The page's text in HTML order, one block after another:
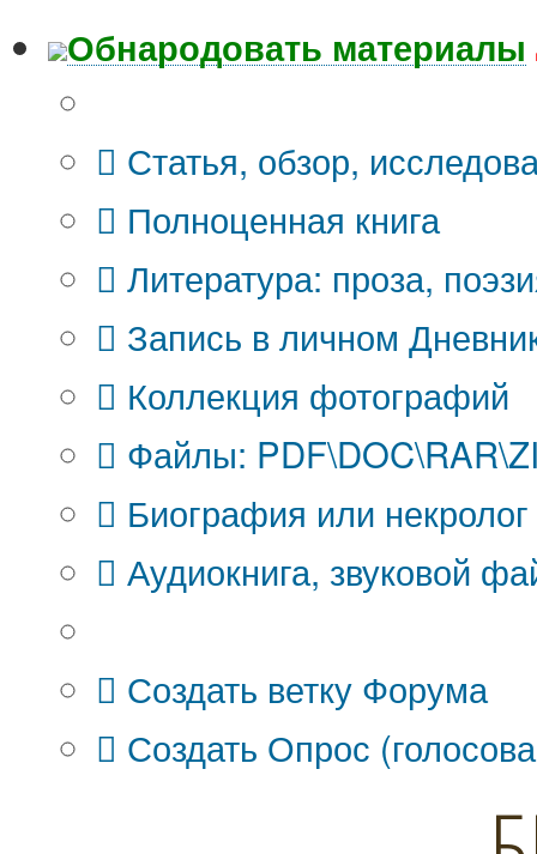
Обнародовать материалы
Статья, обзор,
Полноценная книга
Литература: проза,
Запись в личном
Коллекция фотографий
Файлы:
Биография или некролог
Аудиокнига, звуковой
Создать ветку Форума
Создать Опрос